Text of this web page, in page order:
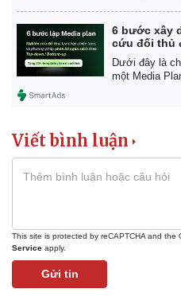
Kinh tế
6 bước xây
cứu đối thủ
Dưới đây là
một Media
Viết bình luận
This site is protected by reCAPTCHA and the
Service apply.
Gửi tin